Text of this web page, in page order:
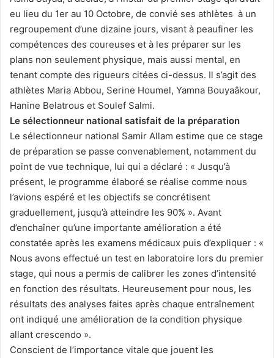
eu lieu du 1er au 10 Octobre, de convié ses athlètes à un
regroupement d’une dizaine jours, visant à peaufiner les
compétences des coureuses et à les préparer sur les
plans non seulement physique, mais aussi mental, en
tenant compte des rigueurs citées ci-dessus. Il s’agit des
athlètes Maria Abbou, Serine Houmel, Yamna Bouyaâkour,
Hanine Belatrous et Soulef Salmi.
Le sélectionneur national satisfait de la préparation
Le sélectionneur national Samir Allam estime que ce stage
de préparation se passe convenablement, notamment du
point de vue technique, lui qui a déclaré : « Jusqu’à
présent, le programme élaboré se réalise comme nous
l’avions espéré et les objectifs se concrétisent
graduellement, jusqu’à atteindre les 90% ». Avant
d’enchaîner qu’une importante amélioration a été
constatée après les examens médicaux puis d’expliquer : «
Nous avons effectué un test en laboratoire lors du premier
stage, qui nous a permis de calibrer les zones d’intensité
en fonction des résultats. Heureusement pour nous, les
résultats des analyses faites après chaque entraînement
ont indiqué une amélioration de la condition physique
allant crescendo ».
Conscient de l’importance vitale que jouent les